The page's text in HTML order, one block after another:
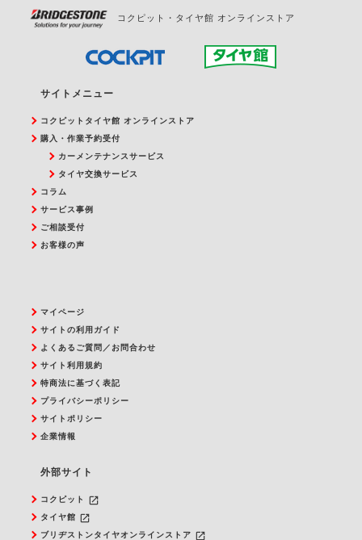
コクピット・タイヤ館 オンラインストア
サイトメニュー
コクピットタイヤ館 オンラインストア
購入・作業予約受付
カーメンテナンスサービス
タイヤ交換サービス
コラム
サービス事例
ご相談受付
お客様の声
マイページ
サイトの利用ガイド
よくあるご質問／お問合わせ
サイト利用規約
特商法に基づく表記
プライバシーポリシー
サイトポリシー
企業情報
外部サイト
コクピット launch
タイヤ館 launch
ブリヂストンタイヤオンラインストア launch